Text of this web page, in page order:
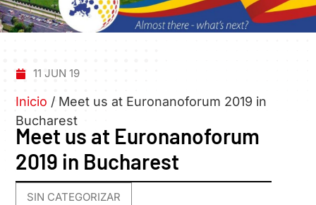
11 JUN 19
Inicio / Meet us at Euronanoforum 2019 in
Bucharest
Meet us at Euronanoforum
2019 in Bucharest
SIN CATEGORIZAR